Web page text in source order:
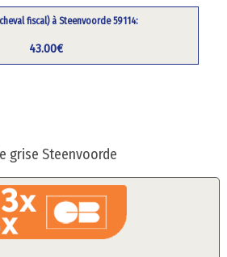
fiscal) à Steenvoorde 59114:
43.00€
grise Steenvoorde